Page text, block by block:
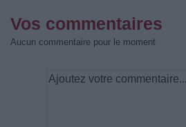
Vos commentaires
Aucun commentaire pour le moment